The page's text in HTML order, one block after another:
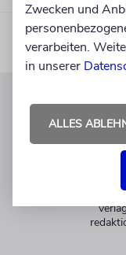
Zwecken und
verarbeiten.
in unserer
ALLES